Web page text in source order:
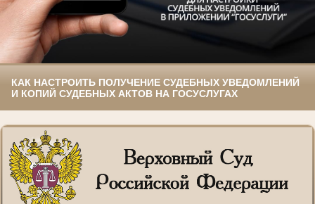
КАК НАСТРОИТЬ ПОЛУЧЕНИЕ СУДЕБНЫХ УВЕДОМЛЕНИЙ
И КОПИЙ СУДЕБНЫХ АКТОВ НА ГОСУСЛУГАХ